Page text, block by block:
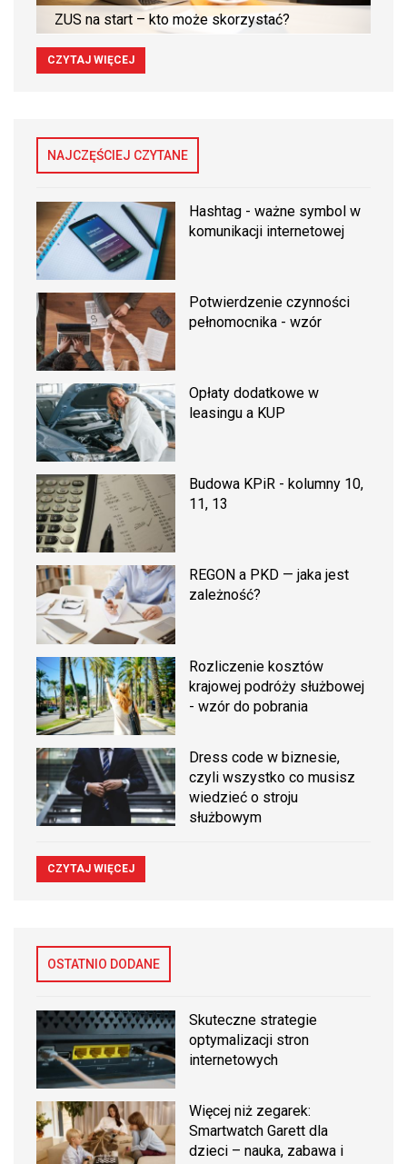
ZUS na start – kto może skorzystać?
CZYTAJ WIĘCEJ
NAJCZĘŚCIEJ CZYTANE
Hashtag - ważne symbol w
komunikacji internetowej
Potwierdzenie czynności
pełnomocnika - wzór
Opłaty dodatkowe w
leasingu a KUP
Budowa KPiR - kolumny 10,
11, 13
REGON a PKD — jaka jest
zależność?
Rozliczenie kosztów
krajowej podróży służbowej
- wzór do pobrania
Dress code w biznesie,
czyli wszystko co musisz
wiedzieć o stroju
służbowym
CZYTAJ WIĘCEJ
OSTATNIO DODANE
Skuteczne strategie
optymalizacji stron
internetowych
Więcej niż zegarek:
Smartwatch Garett dla
dzieci – nauka, zabawa i